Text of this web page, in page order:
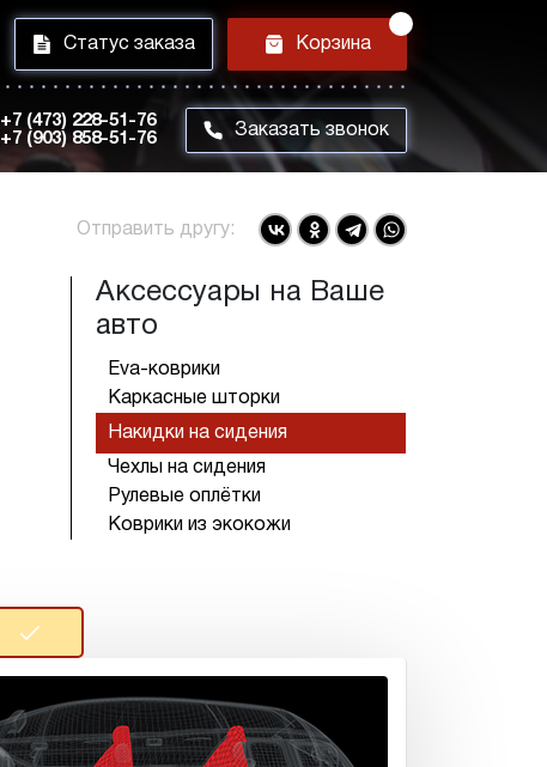
i Статус заказа h Корзина
+7 (473) 228-51-76
+7 (903) 858-51-76
m Заказать звонок
Отправить другу:
Аксессуары на Ваше
авто
Eva-коврики
Каркасные шторки
Накидки на сидения
Чехлы на сидения
Рулевые оплётки
Коврики из экокожи